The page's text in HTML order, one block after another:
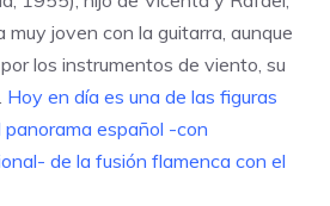
muy joven con la guitarra, aunque
los instrumentos de viento, su
Hoy en día es una de las figuras
español -con
de la fusión flamenca con el